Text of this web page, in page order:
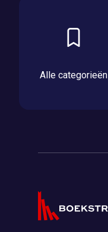
Alle categorieën